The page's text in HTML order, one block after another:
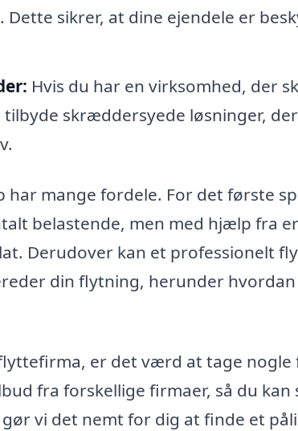
sikrer, at dine ejendele er
Hvis du har en virksomhed, der
skræddersyede løsninger,
mange fordele. For det første
belastende, men med hjælp fra
Derudover kan et professionelt
din flytning, herunder
er det værd at tage
fra forskellige firmaer, så du kan
vi det nemt for dig at finde et